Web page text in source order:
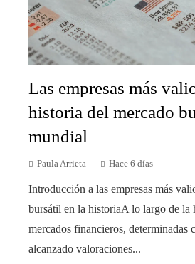
Las empresas más
historia del mercado
mundial
Paula Arrieta Hace 6 días
Introducción a las empresas más
bursátil en la historiaA lo largo de la
mercados financieros, determinadas
alcanzado valoraciones...